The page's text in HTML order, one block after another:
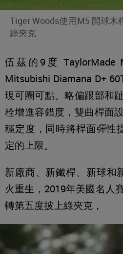
Tiger Woods使用M5 開球木
綠夾克
伍茲的9度 TaylorMade
Mitsubishi Diamana D+
現可圈可點。略偏跟部和
栓增進容錯度，雙曲桿面
穩定度，同時將桿面彈性
定的上限。
新廠商、新鐵桿、新球和
火重生，2019年美國名人
轉第五度披上綠夾克，